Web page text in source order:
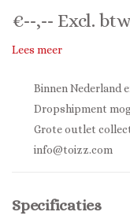
€--,-- Excl.
Lees meer
Binnen Nederland
Dropshipment
Grote outlet
info@toizz.com
Specificaties